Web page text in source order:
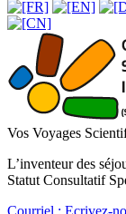
Vos Voyages
L’inventeur des
Statut Consultatif